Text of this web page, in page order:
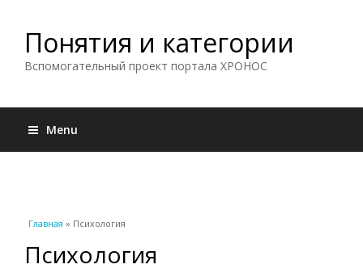
Понятия и категории
Вспомогательный проект портала ХРОНОС
Menu
Вы здесь
Главная » Психология
Психология